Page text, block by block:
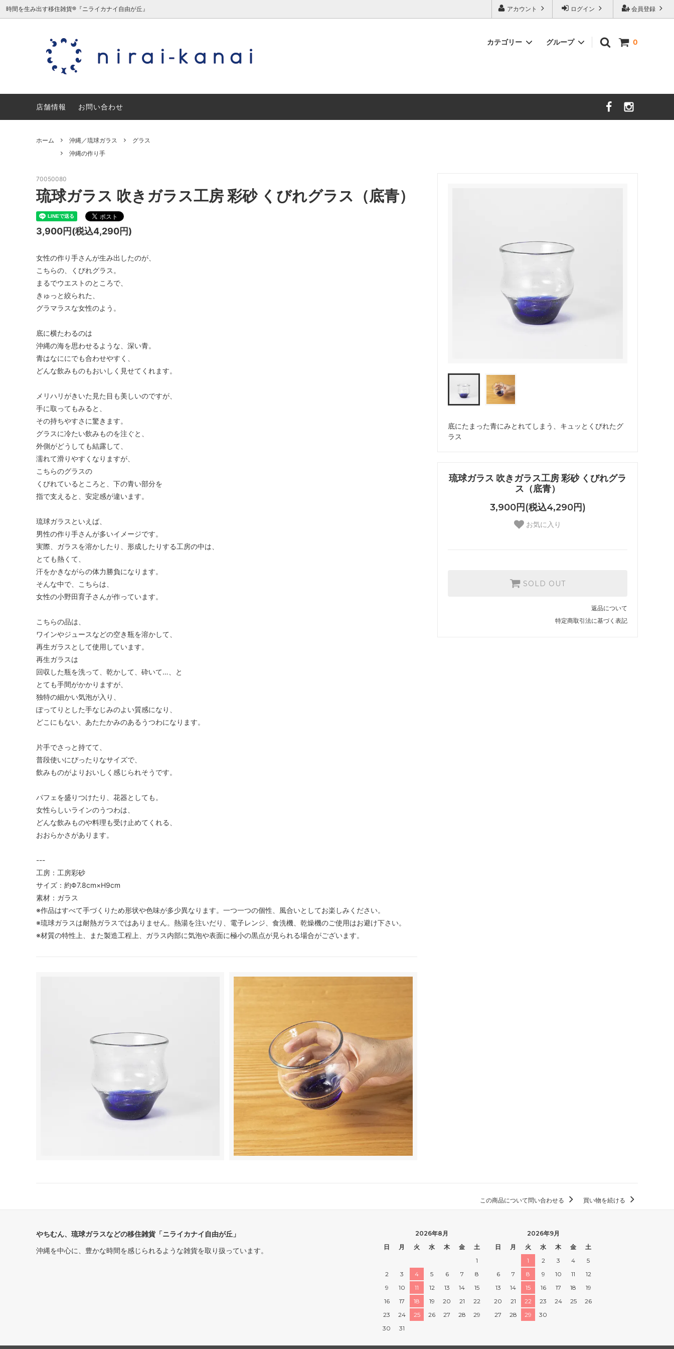
会員登録
ログイン
アカウント
時間を生み出す移住雑貨®『ニライカナイ自由が丘』
0
カテゴリー
沖縄／やちむん
ミニチュア/夏原由記子（旧三毛猫食
堂）
宮城／三輪田窯 兵庫／丹波焼 大分／小鹿田焼
グループ
沖縄の作り手
店舗情報 お問い合わせ
ホーム 沖縄／琉球ガラス
グラス
沖縄の作り手
底にたまった青にみとれてしまう、キュッとくびれたグ
ラス
琉球ガラス 吹きガラス工房 彩砂 くびれグラ
ス（底青）
3,900円(税込4,290円)
お気に入り
SOLD OUT
返品について
特定商取引法に基づく表記
70050080
琉球ガラス 吹きガラス工房 彩砂 くびれグラス（底青）
3,900円(税込4,290円)
女性の作り手さんが生み出したのが、
こちらの、くびれグラス。
まるでウエストのところで、
きゅっと絞られた、
グラマラスな女性のよう。
底に横たわるのは
沖縄の海を思わせるような、深い青。
青はなににでも合わせやすく、
どんな飲みものもおいしく見せてくれます。
メリハリがきいた見た目も美しいのですが、
手に取ってもみると、
その持ちやすさに驚きます。
グラスに冷たい飲みものを注ぐと、
外側がどうしても結露して、
濡れて滑りやすくなりますが、
こちらのグラスの
くびれているところと、下の青い部分を
指で支えると、安定感が違います。
琉球ガラスといえば、
男性の作り手さんが多いイメージです。
実際、ガラスを溶かしたり、形成したりする工房の中は、
とても熱くて、
汗をかきながらの体力勝負になります。
そんな中で、こちらは、
女性の小野田育子さんが作っています。
こちらの品は、
ワインやジュースなどの空き瓶を溶かして、
再生ガラスとして使用しています。
再生ガラスは
回収した瓶を洗って、乾かして、砕いて…、と
とても手間がかかりますが、
独特の細かい気泡が入り、
ぽってりとした手なじみのよい質感になり、
どこにもない、あたたかみのあるうつわになります。
片手でさっと持てて、
普段使いにぴったりなサイズで、
飲みものがよりおいしく感じられそうです。
パフェを盛りつけたり、花器としても。
女性らしいラインのうつわは、
どんな飲みものや料理も受け止めてくれる、
おおらかさがあります。
---
工房：工房彩砂
サイズ：約Φ7.8cm×H9cm
素材：ガラス
※作品はすべて手づくりため形状や色味が多少異なります。一つ一つの個性、風合いとしてお楽しみください。
※琉球ガラスは耐熱ガラスではありません。熱湯を注いだり、電子レンジ、食洗機、乾燥機のご使用はお避け下さい。
※材質の特性上、また製造工程上、ガラス内部に気泡や表面に極小の黒点が見られる場合がございます。
この商品について問い合わせる 買い物を続ける
やちむん、琉球ガラスなどの移住雑貨「ニライカナイ自由が丘」
沖縄を中心に、豊かな時間を感じられるような雑貨を取り扱っています。
2026年8月
日
月 火 水 木 金
土
1
2
3 4 5 6 7
8
9
10 11 12 13 14
15
16
17 18 19 20 21
22
23
24 25 26 27 28
29
30
31
2026年9月
日
月 火 水 木 金
土
1
2 3 4
5
6
7 8 9 10 11
12
13
14 15 16 17 18
19
20
21 22 23 24 25
26
27
28 29 30